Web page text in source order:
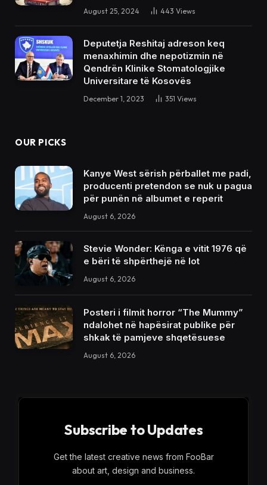
August 25, 2024 443 Views
Deputetja Reshitaj adreson keq
menaxhimin dhe nepotizmin në
Qendrën Klinike Stomatologjike
Universitare të Kosovës
December 1, 2023 351 Views
OUR PICKS
Kanye West sërish përballet me padi,
producenti pretendon se nuk u pagua
për punën në albumet e reperit
August 6, 2026
Stevie Wonder: Kënga e vitit 1976 që
e bëri të shpërthejë në lot
August 6, 2026
Posteri i filmit horror “The Mummy”
ndalohet në hapësirat publike për
shkak të pamjeve shqetësuese
August 6, 2026
Subscribe to Updates
Get the latest creative news from FooBar
about art, design and business.